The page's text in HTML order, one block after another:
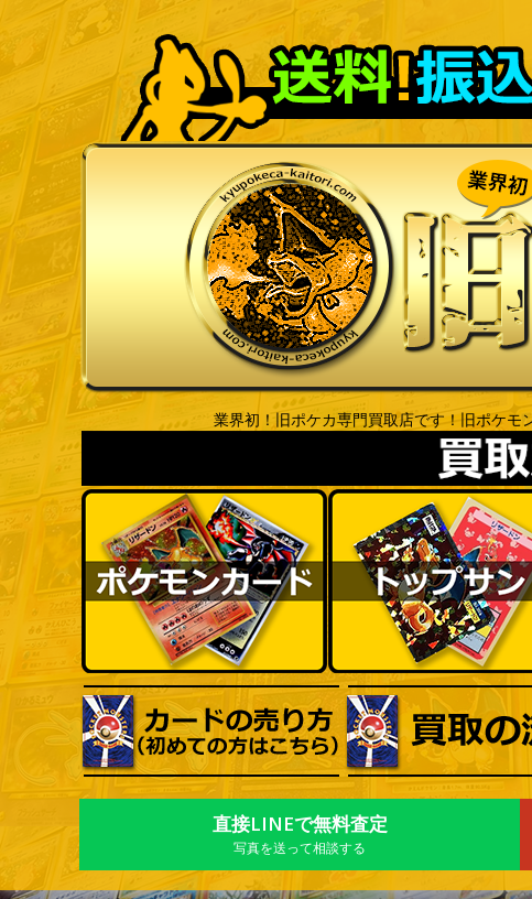
業界初！旧ポケカ専門買取店です！旧ポケモ
直接LINEで無料査定
写真を送って相談する